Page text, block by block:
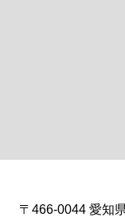
〒466-0044 愛知